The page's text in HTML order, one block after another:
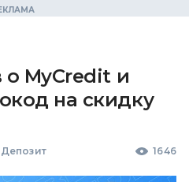
о MyCredit и
на скидку
1646